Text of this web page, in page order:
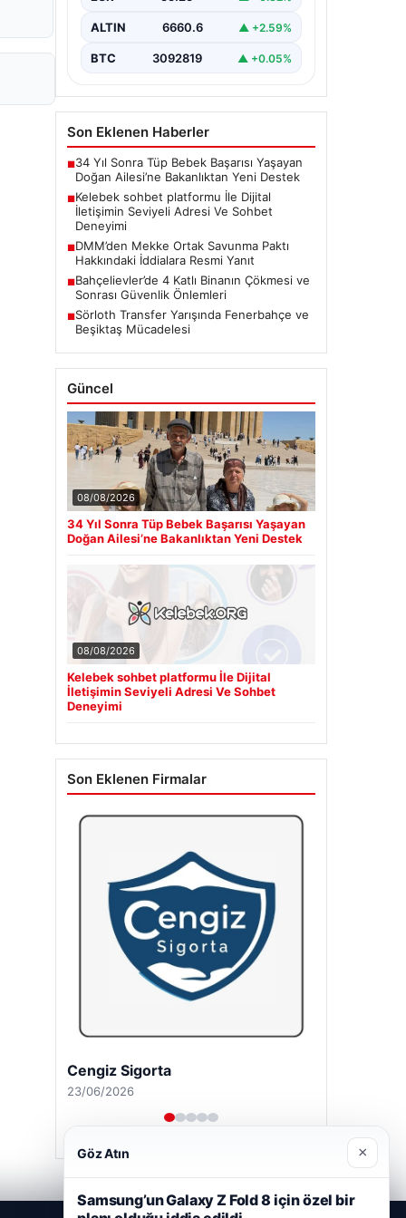
bir şekilde iletişim kurması ciddi bir
ALTIN 6660.6 ▲ +2.59%
BTC 3092819 ▲ +0.05%
Son Eklenen Haberler
■34 Yıl Sonra Tüp Bebek Başarısı Yaşayan
Doğan Ailesi’ne Bakanlıktan Yeni Destek
■Kelebek sohbet platformu İle Dijital
İletişimin Seviyeli Adresi Ve Sohbet
Deneyimi
■DMM’den Mekke Ortak Savunma Paktı
Hakkındaki İddialara Resmi Yanıt
■Bahçelievler’de 4 Katlı Binanın Çökmesi ve
Sonrası Güvenlik Önlemleri
■Sörloth Transfer Yarışında Fenerbahçe ve
Beşiktaş Mücadelesi
Güncel
08/08/2026
34 Yıl Sonra Tüp Bebek Başarısı Yaşayan
Doğan Ailesi’ne Bakanlıktan Yeni Destek
08/08/2026
Kelebek sohbet platformu İle Dijital
İletişimin Seviyeli Adresi Ve Sohbet
Deneyimi
Son Eklenen Firmalar
Cengiz Sigorta
23/06/2026
Göz Atın ×
Samsung’un Galaxy Z Fold 8 için özel bir